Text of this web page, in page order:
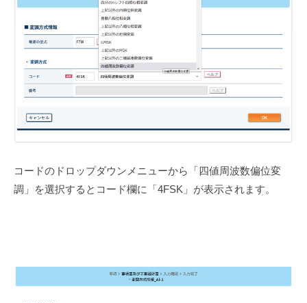
コードのドロップダウンメニューから「四値周波数偏位変
調」を選択するとコード欄に「4FSK」が表示されます。